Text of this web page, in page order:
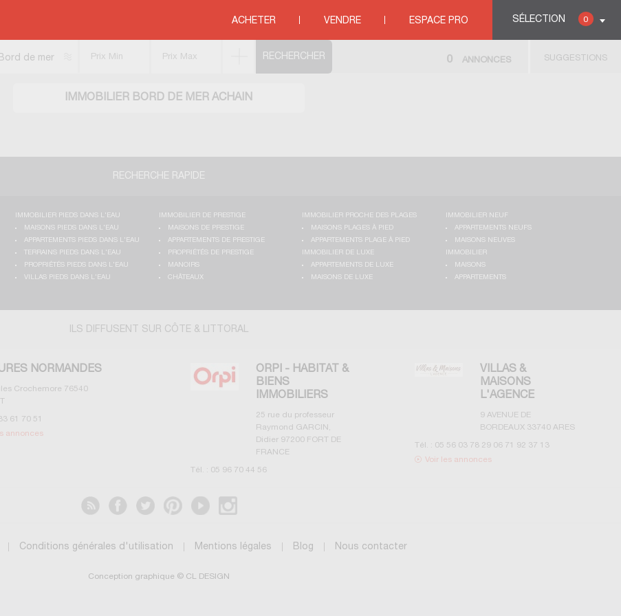
SÉLECTION 0
ACHETER VENDRE ESPACE PRO
IMMOBILIER BORD DE MER ACHAIN
Bord de mer SUGGESTIONS
0 ANNONCES
RECHERCHE RAPIDE
IMMOBILIER PIEDS DANS L'EAU
MAISONS PIEDS DANS L'EAU
APPARTEMENTS PIEDS DANS L'EAU
TERRAINS PIEDS DANS L'EAU
PROPRIÉTÉS PIEDS DANS L'EAU
VILLAS PIEDS DANS L'EAU
IMMOBILIER DE PRESTIGE
MAISONS DE PRESTIGE
APPARTEMENTS DE PRESTIGE
PROPRIÉTÉS DE PRESTIGE
MANOIRS
CHÂTEAUX
IMMOBILIER PROCHE DES PLAGES
MAISONS PLAGES À PIED
APPARTEMENTS PLAGE À PIED
IMMOBILIER NEUF
APPARTEMENTS NEUFS
MAISONS NEUVES
IMMOBILIER DE LUXE
APPARTEMENTS DE LUXE
MAISONS DE LUXE
IMMOBILIER
MAISONS
APPARTEMENTS
ILS DIFFUSENT SUR CÔTE & LITTORAL
NORMANDES
Crochemore 76540
61 70 51
annonces
ORPI - HABITAT &
BIENS
IMMOBILIERS
25 rue du professeur
Raymond GARCIN,
Didier 97200 FORT DE
FRANCE
Tél. : 05 96 70 44 56
VILLAS &
MAISONS
L'AGENCE
9 AVENUE DE
BORDEAUX 33740 ARES
Tél. : 05 56 03 78 29 06 71 92 37 13
Voir les annonces
Conditions générales d'utilisation Mentions légales Blog Nous contacter
Conception graphique © CL DESIGN